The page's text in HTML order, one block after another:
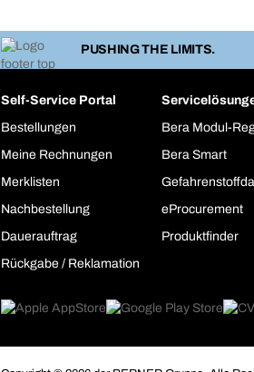
PUSHING THE LIMITS.
Self-Service Portal
Bestellungen
Meine Rechnungen
Merklisten
Nachbestellung
Dauerauftrag
Rückgabe / Reklamation
Bera Modul-
Bera Smart
eProcurement
Produktfinder